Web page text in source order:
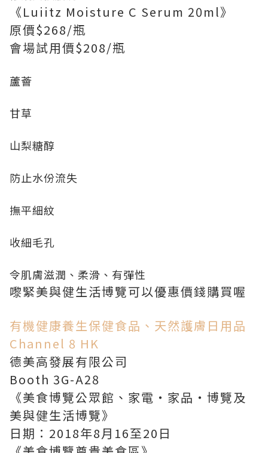
《Luiitz Moisture C Serum 20ml》
原價$268/瓶
會場試用價$208/瓶
蘆薈
甘草
山梨糖醇
防止水份流失
撫平細紋
收細毛孔
令肌膚滋潤、柔滑、有彈性
嚟緊美與健生活博覽可以優惠價錢購買喔
有機健康養生保健食品、天然護膚日用品
Channel 8 HK
德美高發展有限公司
Booth 3G-A28
《美食博覽公眾館、家電‧家品‧博覽及
美與健生活博覽》
日期：2018年8月16至20日